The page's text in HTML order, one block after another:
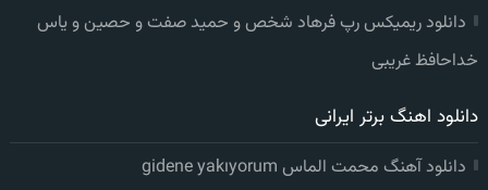
دانلود ریمیکس رپ فرهاد شخص و حمید صفت و حصین و یاس
خداحافظ غریبی
دانلود اهنگ برتر ایرانی
دانلود آهنگ محمت الماس gidene yakıyorum